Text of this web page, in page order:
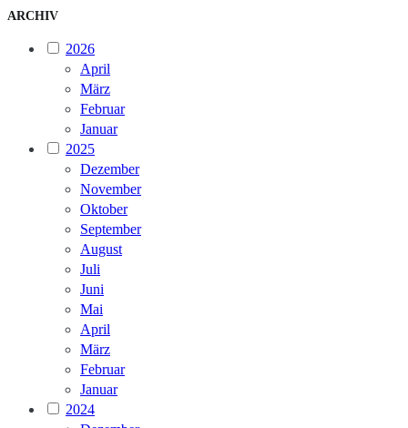
ARCHIV
2026
April
März
Februar
Januar
2025
Dezember
November
Oktober
September
August
Juli
Juni
Mai
April
März
Februar
Januar
2024